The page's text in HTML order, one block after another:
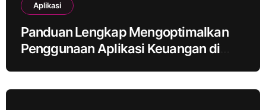
Aplikasi
Panduan Lengkap Mengoptimalkan
Penggunaan Aplikasi Keuangan di